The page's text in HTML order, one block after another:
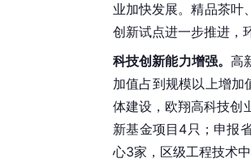
业加快发展。精品茶叶
创新试点进一步推进，
科技创新能力增强。 高
加值占到规模以上增
体建设，欧翔高科技创
新基金项目4只；申报
心3家，区级工程技术